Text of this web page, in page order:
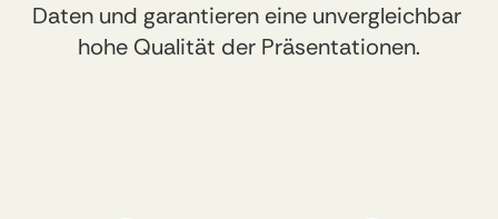
Daten und garantieren eine unvergleichbar
hohe Qualität der Präsentationen.​